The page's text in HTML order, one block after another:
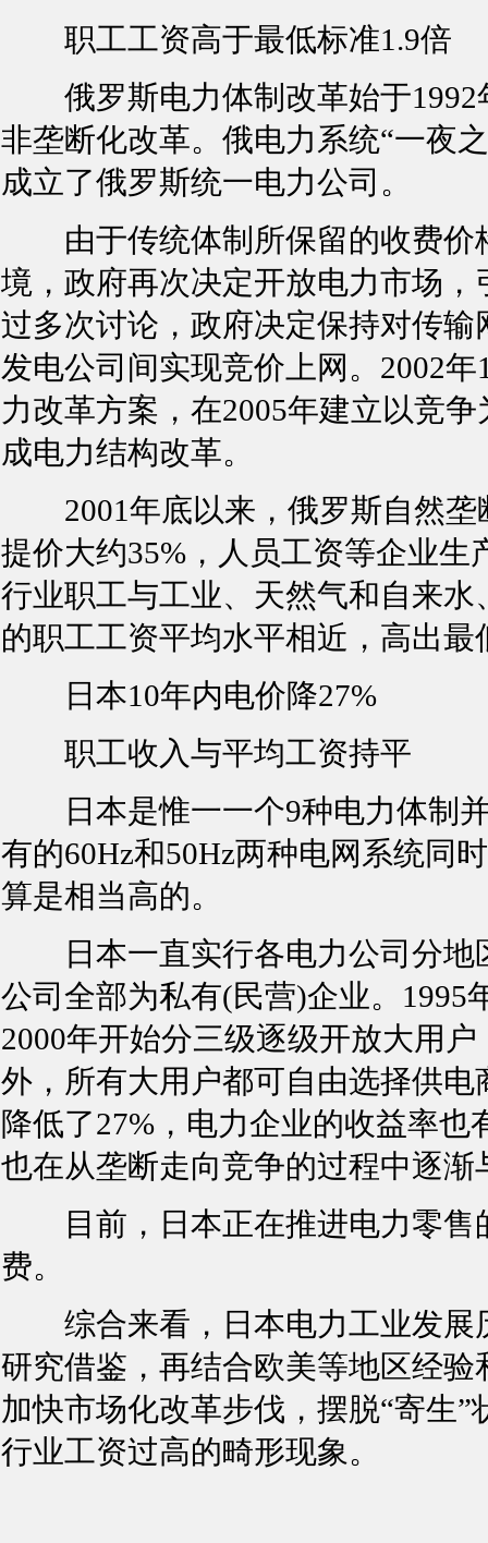
职工工资高于最低标准1.9倍
俄罗斯电力体制改革始于1992
非垄断化改革。俄电力系统“一夜
成立了俄罗斯统一电力公司。
由于传统体制所保留的收费价
境，政府再次决定开放电力市场
过多次讨论，政府决定保持对传
发电公司间实现竞价上网。2002
力改革方案，在2005年建立以竞
成电力结构改革。
2001年底以来，俄罗斯自然垄
提价大约35%，人员工资等企业生
行业职工与工业、天然气和自来
的职工工资平均水平相近，高出最
日本10年内电价降27%
职工收入与平均工资持平
日本是惟一一个9种电力体制并
有的60Hz和50Hz两种电网系统同
算是相当高的。
日本一直实行各电力公司分地
公司全部为私有(民营)企业。1995
2000年开始分三级逐级开放大用
外，所有大用户都可自由选择供
降低了27%，电力企业的收益率
也在从垄断走向竞争的过程中逐
目前，日本正在推进电力零售
费。
综合来看，日本电力工业发展
研究借鉴，再结合欧美等地区经
加快市场化改革步伐，摆脱“寄生
行业工资过高的畸形现象。